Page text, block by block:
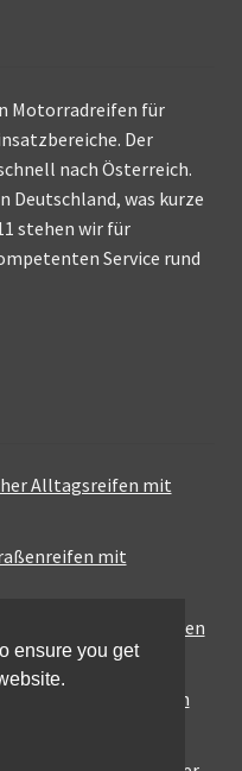
Motorradreifen für
Der
nach Österreich.
Deutschland, was kurze
stehen wir für
Service rund
Alltagsreifen mit
mit
Sport-Touring-Reifen
für den urbanen
ensure you get